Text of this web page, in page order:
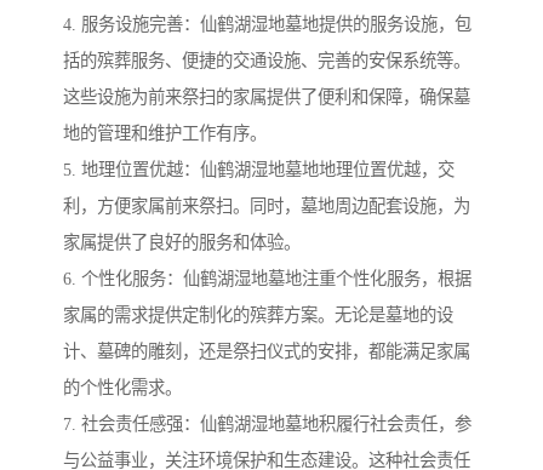
4. 服务设施完善：仙鹤湖湿地墓地提供的服务设施，包
括的殡葬服务、便捷的交通设施、完善的安保系统等。
这些设施为前来祭扫的家属提供了便利和保障，确保墓
地的管理和维护工作有序。
5. 地理位置优越：仙鹤湖湿地墓地地理位置优越，交
利，方便家属前来祭扫。同时，墓地周边配套设施，为
家属提供了良好的服务和体验。
6. 个性化服务：仙鹤湖湿地墓地注重个性化服务，根据
家属的需求提供定制化的殡葬方案。无论是墓地的设
计、墓碑的雕刻，还是祭扫仪式的安排，都能满足家属
的个性化需求。
7. 社会责任感强：仙鹤湖湿地墓地积履行社会责任，参
与公益事业，关注环境保护和生态建设。这种社会责任